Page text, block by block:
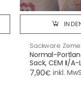
IN
Sackware
Normal-
Sack, CEM II/A-
7,90€ inkl.